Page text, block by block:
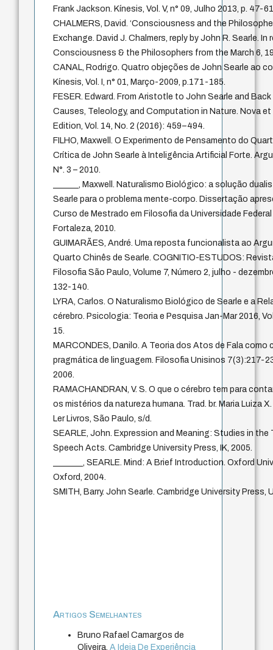
Frank Jackson. Kínesis, Vol. V, n° 09, Julho 2013, p. 47-
CHALMERS, David. ‘Consciousness and the
Exchange. David J. Chalmers, reply by John R. Searle.
Consciousness & the Philosophers from the March 6,
CANAL, Rodrigo. Quatro objeções de John Searle ao
Kínesis, Vol. I, n° 01, Março-2009, p.171-185.
FESER. Edward. From Aristotle to John Searle and
Causes, Teleology, and Computation in Nature. Nova et
Edition, Vol. 14, No. 2 (2016): 459–494.
FILHO, Maxwell. O Experimento de Pensamento do
Crítica de John Searle à Inteligência Artificial Forte.
N°. 3 – 2010.
______, Maxwell. Naturalismo Biológico: a solução
Searle para o problema mente-corpo. Dissertação
Curso de Mestrado em Filosofia da Universidade
Fortaleza, 2010.
GUIMARÃES, André. Uma reposta funcionalista ao
Quarto Chinês de Searle. COGNITIO-ESTUDOS:
Filosofia São Paulo, Volume 7, Número 2, julho -
132-140.
LYRA, Carlos. O Naturalismo Biológico de Searle e a
cérebro. Psicologia: Teoria e Pesquisa Jan-Mar 2016,
15.
MARCONDES, Danilo. A Teoria dos Atos de Fala como
pragmática de linguagem. Filosofia Unisinos 7(3):217-
2006.
RAMACHANDRAN, V. S. O que o cérebro tem para
os mistérios da natureza humana. Trad. br. Maria Luiza
Ler Livros, São Paulo, s/d.
SEARLE, John. Expression and Meaning: Studies in the
Speech Acts. Cambridge University Press, IK, 2005.
_______, SEARLE. Mind: A Brief Introduction. Oxford
Oxford, 2004.
SMITH, Barry. John Searle. Cambridge University Press,
Artigos Semelhantes
Bruno Rafael Camargos de
Oliveira,A Ideia De Experiência